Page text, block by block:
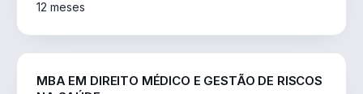
12 meses
MBA EM DIREITO MÉDICO E GESTÃO DE RISCOS